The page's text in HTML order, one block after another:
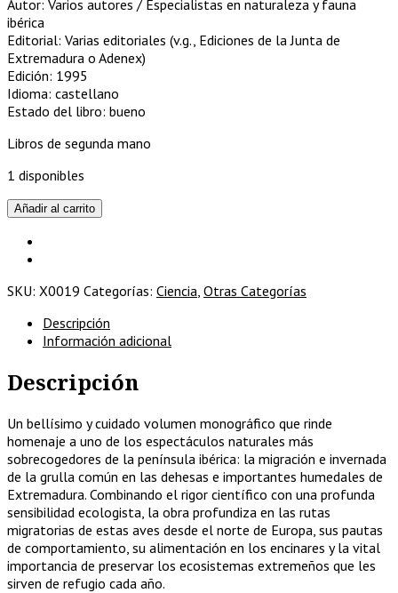
Autor: Varios autores / Especialistas en naturaleza y fauna
ibérica
Editorial: Varias editoriales (v.g., Ediciones de la Junta de
Extremadura o Adenex)
Edición: 1995
Idioma: castellano
Estado del libro: bueno
Libros de segunda mano
1 disponibles
Las
grullas
vuelan
cantidad
Añadir al carrito
SKU: X0019 Categorías: Ciencia Otras Categorías
Descripción
Información adicional
Descripción
Un bellísimo y cuidado volumen monográfico que rinde
homenaje a uno de los espectáculos naturales más
sobrecogedores de la península ibérica: la migración e invernada
de la grulla común en las dehesas e importantes humedales de
Extremadura. Combinando el rigor científico con una profunda
sensibilidad ecologista, la obra profundiza en las rutas
migratorias de estas aves desde el norte de Europa, sus pautas
de comportamiento, su alimentación en los encinares y la vital
importancia de preservar los ecosistemas extremeños que les
sirven de refugio cada año.